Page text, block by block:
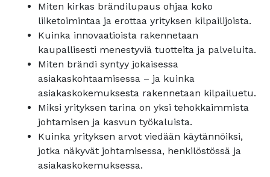
Miten kirkas brändilupaus ohjaa koko
liiketoimintaa ja erottaa yrityksen kilpailijoista.
Kuinka innovaatioista rakennetaan
kaupallisesti menestyviä tuotteita ja palveluita.
Miten brändi syntyy jokaisessa
asiakaskohtaamisessa – ja kuinka
asiakaskokemuksesta rakennetaan kilpailuetu.
Miksi yrityksen tarina on yksi tehokkaimmista
johtamisen ja kasvun työkaluista.
Kuinka yrityksen arvot viedään käytännöiksi,
jotka näkyvät johtamisessa, henkilöstössä ja
asiakaskokemuksessa.